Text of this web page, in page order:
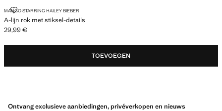
MANGO STARRING HAILEY BIEBER
A-lijn rok met stiksel-details
A-LIJN ROK MET STIKSEL-DETAILS
Huidige prijs [29,99 € ]
29,99 €
TOEVOEGEN
Ontvang exclusieve aanbiedingen, privéverkopen en nieuws